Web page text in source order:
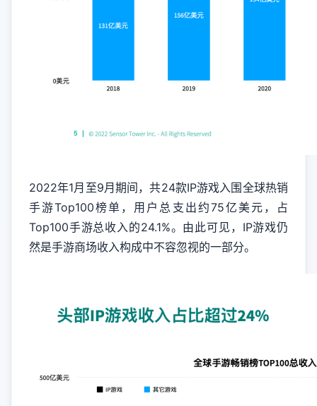
2022年1月至9月期间，共24款IP游戏入围全球热销
手游Top100榜单，用户总支出约75亿美元，占
Top100手游总收入的24.1%。由此可见，IP游戏仍
然是手游商场收入构成中不容忽视的一部分。